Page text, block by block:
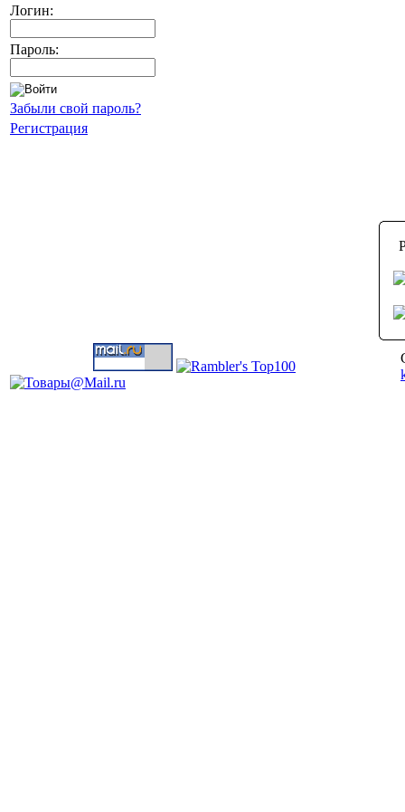
Логин:
Пароль:
Забыли свой пароль?
Регистрация